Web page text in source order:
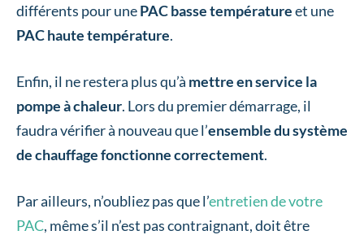
différents pour unePAC basse températureet une
PAC haute température.
Enfin, il ne restera plus qu’à mettre en service la
pompe à chaleur. Lors du premier démarrage, il
faudra vérifier à nouveau que l’ensemble du système
de chauffagefonctionne correctement.
Par ailleurs, n’oubliez pas que l’entretien de votre
PAC, même s’il n’est pas contraignant, doit être